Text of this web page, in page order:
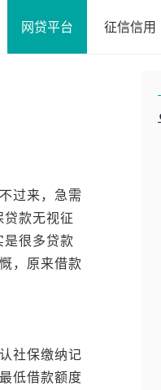
网贷平台 征信信用
过来，急需
款无视征
很多贷款
，原来借款
社保缴纳记
低借款额度